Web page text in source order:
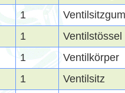
1
1 Ventilstössel
1 Ventilkörper
1 Ventilsitz